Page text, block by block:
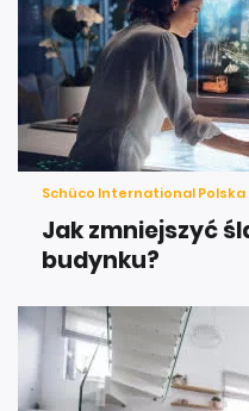
Schüco International Polska
Jak zmniejszyć
budynku?